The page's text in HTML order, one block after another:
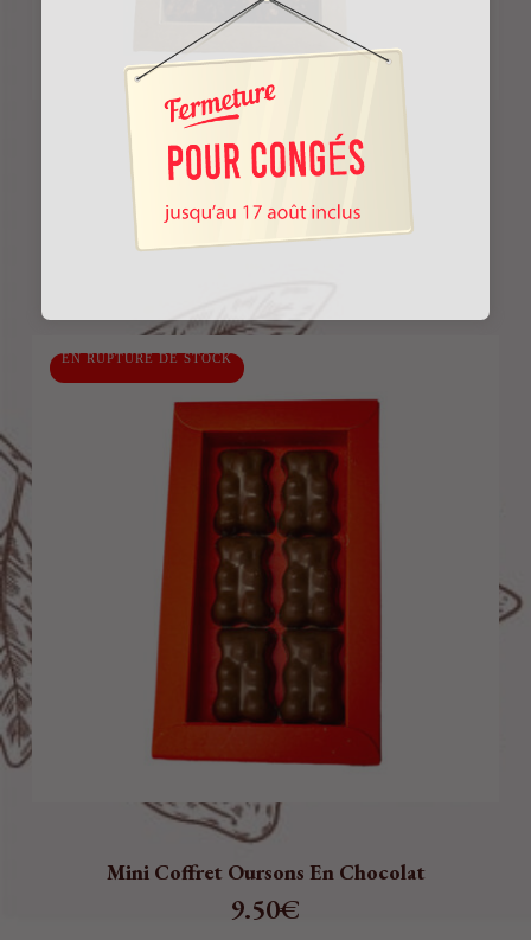
Coffret De Rochers
16.25€
EN RUPTURE DE STOCK
Mini Coffret Oursons En Chocolat
9.50€